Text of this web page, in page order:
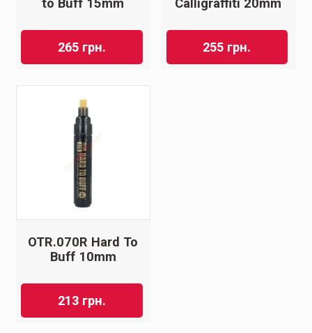
to Buff 15mm
265 грн.
Calligraffiti 20mm
255 грн.
OTR.070R Hard To
Buff 10mm
213 грн.